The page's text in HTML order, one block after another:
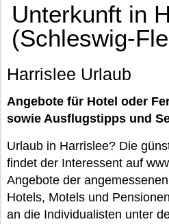
Unterkunft in
(Schleswig-
Harrislee Urlaub
Angebote für Hotel oder
sowie Ausflugstipps und
Urlaub in Harrislee? Die
findet der Interessent auf
Angebote der
Hotels, Motels und
an die Individualisten unter